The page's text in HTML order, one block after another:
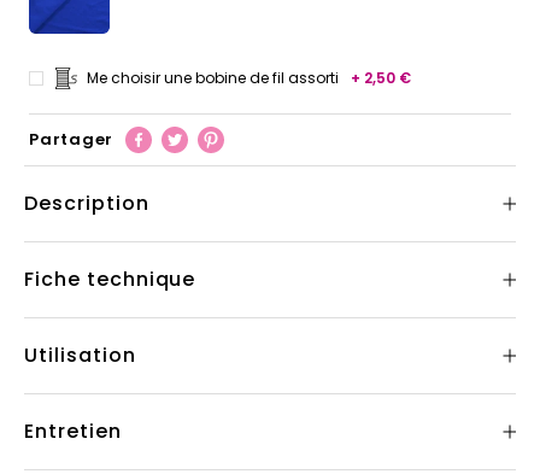
Me choisir une bobine de fil assorti + 2,50 €
Partager
Description
Fiche technique
Utilisation
Entretien